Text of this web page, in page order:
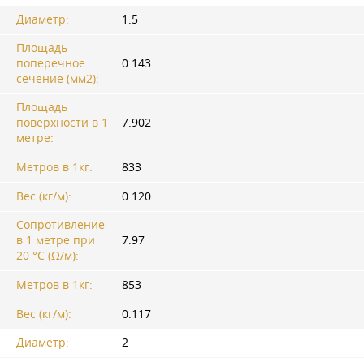
Диаметр:
1.5
Площадь
поперечное
сечение (мм2):
0.143
Площадь
поверхности в 1
метре:
7.902
Метров в 1кг:
833
Вес (кг/м):
0.120
Сопротивление
в 1 метре при
20 °C (Ω/м):
7.97
Метров в 1кг:
853
Вес (кг/м):
0.117
Диаметр:
2